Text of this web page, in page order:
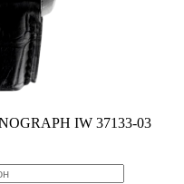
IW 37133-03